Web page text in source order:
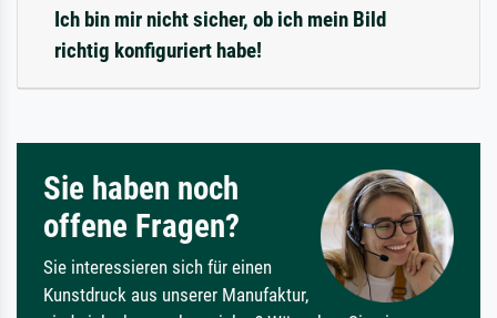
Ich bin mir nicht sicher, ob ich mein Bild
richtig konfiguriert habe!
Sie haben noch
offene Fragen?
Sie interessieren sich für einen
Kunstdruck aus unserer Manufaktur,